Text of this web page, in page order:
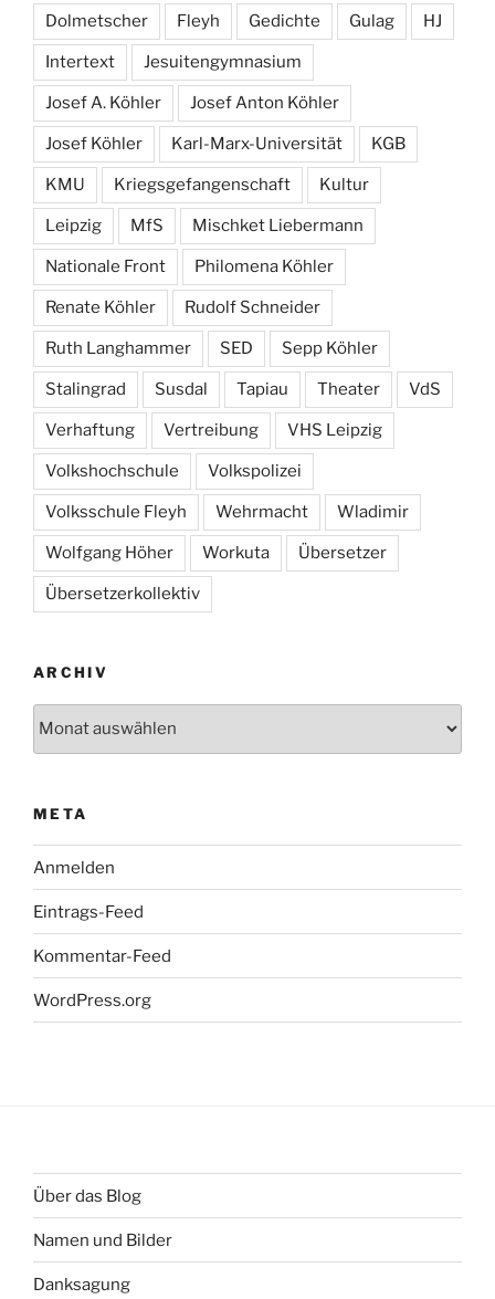
Dolmetscher Fleyh Gedichte Gulag HJ
Intertext Jesuitengymnasium
Josef A. Köhler Josef Anton Köhler
Josef Köhler Karl-Marx-Universität KGB
KMU Kriegsgefangenschaft Kultur
Leipzig MfS Mischket Liebermann
Nationale Front Philomena Köhler
Renate Köhler Rudolf Schneider
Ruth Langhammer SED Sepp Köhler
Stalingrad Susdal Tapiau Theater VdS
Verhaftung Vertreibung VHS Leipzig
Volkshochschule Volkspolizei
Volksschule Fleyh Wehrmacht Wladimir
Wolfgang Höher Workuta Übersetzer
Übersetzerkollektiv
ARCHIV
META
Anmelden
Eintrags-Feed
Kommentar-Feed
WordPress.org
Über das Blog
Namen und Bilder
Danksagung